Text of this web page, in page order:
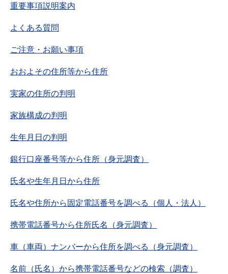
重要事項説明案内
よくある質問
ご注意・お願い事項
おおよその住所等から住所
実家の住所の判明
家族構成の判明
生年月日の判明
銀行口座番号等から住所（身元調査）
氏名や生年月日から住所
氏名や住所から固定電話番号を調べる（個人・法人）
携帯電話番号から住所氏名（身元調査）
車（車両）ナンバーから住所を調べる（身元調査）
名前（氏名）から携帯電話番号などの検索（調査）